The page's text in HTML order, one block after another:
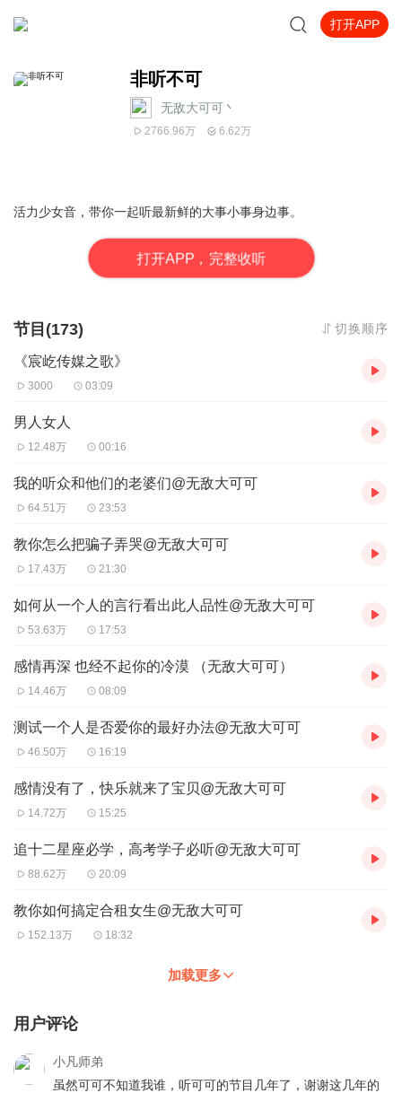
打开APP
非听不可
无敌大可可丶
2766.96万 6.62万
活力少女音，带你一起听最新鲜的大事小事身边事。
打开APP，完整收听
节目(173) 切换顺序
《宸屹传媒之歌》
3000 03:09
男人女人
12.48万 00:16
我的听众和他们的老婆们@无敌大可可
64.51万 23:53
教你怎么把骗子弄哭@无敌大可可
17.43万 21:30
如何从一个人的言行看出此人品性@无敌大可可
53.63万 17:53
感情再深 也经不起你的冷漠 （无敌大可可）
14.46万 08:09
测试一个人是否爱你的最好办法@无敌大可可
46.50万 16:19
感情没有了，快乐就来了宝贝@无敌大可可
14.72万 15:25
追十二星座必学，高考学子必听@无敌大可可
88.62万 20:09
教你如何搞定合租女生@无敌大可可
152.13万 18:32
加载更多
用户评论
小凡师弟
虽然可可不知道我谁，听可可的节目几年了，谢谢这几年的